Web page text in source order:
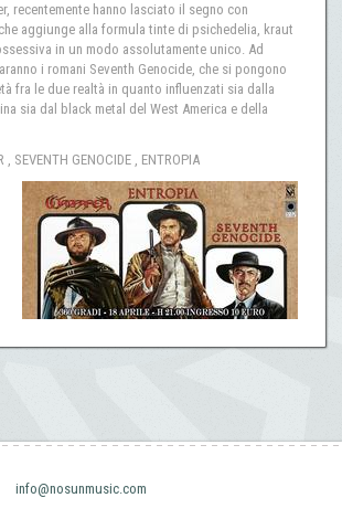
recentemente hanno lasciato il segno con
aggiunge alla formula tinte di psichedelia, kraut
in un modo assolutamente unico. Ad
i romani Seventh Genocide, che si pongono
fra le due realtà in quanto influenzati sia dalla
sia dal black metal del West America e della
, SEVENTH GENOCIDE , ENTROPIA
info@nosunmusic.com